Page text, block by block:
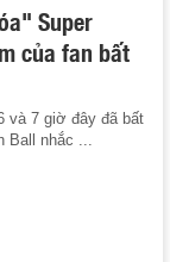
Super
của fan bất
và 7 giờ đây đã bất
nhắc ...